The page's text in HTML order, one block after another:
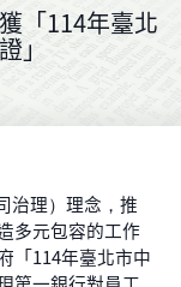
「114年臺北
」
理）理念，推
多元包容的工作
「114年臺北市中